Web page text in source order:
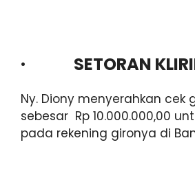
· SETORAN
Ny. Diony menyerahkan cek
sebesar Rp 10.000.000,00
pada rekening gironya di